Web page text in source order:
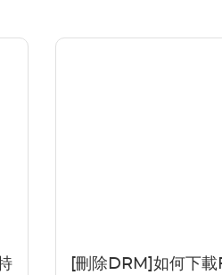
[刪除DRM]如何下